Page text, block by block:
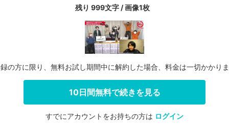
残り 999文字 / 画像1枚
の方に限り、無料お試し期間中に解約した場合、料金は一切かかり
10日間無料で続きを見る
すでにアカウントをお持ちの方は ログイン